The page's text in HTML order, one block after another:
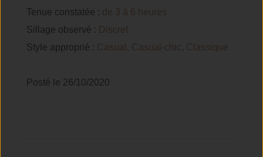
Tenue constatée : de 3 à 6 heures
Sillage observé : Discret
Style approprié : Casual, Casual-chic, Classique
Posté le 26/10/2020